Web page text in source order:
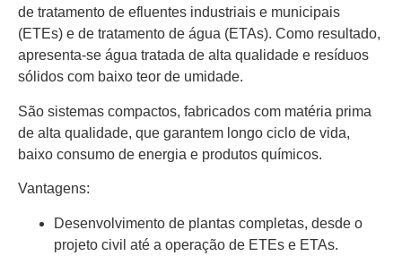
de tratamento de efluentes industriais e municipais
(ETEs) e de tratamento de água (ETAs). Como resultado,
apresenta-se água tratada de alta qualidade e resíduos
sólidos com baixo teor de umidade.
São sistemas compactos, fabricados com matéria prima
de alta qualidade, que garantem longo ciclo de vida,
baixo consumo de energia e produtos químicos.
Vantagens:
Desenvolvimento de plantas completas, desde o
projeto civil até a operação de ETEs e ETAs.